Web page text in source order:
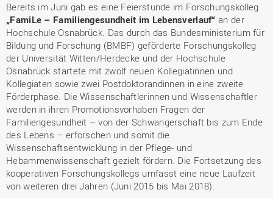
Bereits im Juni gab es eine Feierstunde im Forschungskolleg
„FamiLe – Familiengesundheit im Lebensverlauf“ an der
Hochschule Osnabrück. Das durch das Bundesministerium für
Bildung und Forschung (BMBF) geförderte Forschungskolleg
der Universität Witten/Herdecke und der Hochschule
Osnabrück startete mit zwölf neuen Kollegiatinnen und
Kollegiaten sowie zwei Postdoktorandinnen in eine zweite
Förderphase. Die Wissenschaftlerinnen und Wissenschaftler
werden in ihren Promotionsvorhaben Fragen der
Familiengesundheit – von der Schwangerschaft bis zum Ende
des Lebens – erforschen und somit die
Wissenschaftsentwicklung in der Pflege- und
Hebammenwissenschaft gezielt fördern. Die Fortsetzung des
kooperativen Forschungskollegs umfasst eine neue Laufzeit
von weiteren drei Jahren (Juni 2015 bis Mai 2018).